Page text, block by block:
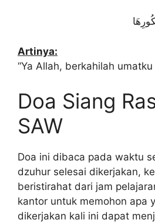
Artinya:
“Ya Allah, berkahilah
Doa Siang
SAW
Doa ini dibaca pada waktu
dzuhur selesai dikerjakan,
beristirahat dari jam
kantor untuk memohon apa
dikerjakan kali ini dapat